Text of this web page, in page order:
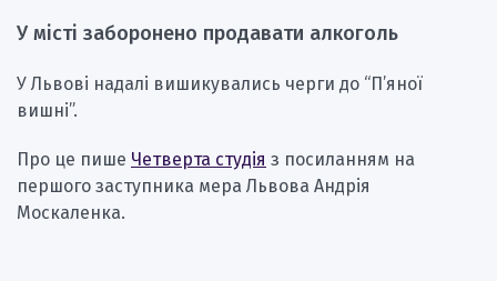
У місті заборонено продавати алкоголь
У Львові надалі вишикувались черги до “П’яної
вишні”.
Про це пише Четверта студія з посиланням на
першого заступника мера Львова Андрія
Москаленка.